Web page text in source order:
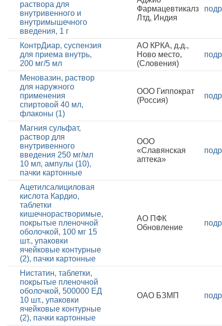
раствора для
внутривенного и
внутримышечного
введения, 1 г
Фармацевтикалз
Лтд, Индия
КонтрДиар, суспензия
для приема внутрь,
200 мг/5 мл
АО КРКА, д.д.,
Ново место,
(Словения)
Меновазин, раствор
для наружного
применения
спиртовой 40 мл,
флаконы (1)
ООО Гиппократ
(Россия)
Магния сульфат,
раствор для
внутривенного
введения 250 мг/мл
10 мл, ампулы (10),
пачки картонные
ООО
«Славянская
аптека»
Ацетилсалициловая
кислота Кардио,
таблетки
кишечнорастворимые,
покрытые пленочной
оболочкой, 100 мг 15
шт., упаковки
ячейковые контурные
(2), пачки картонные
АО ПФК
Обновление
Нистатин, таблетки,
покрытые пленочной
оболочкой, 500000 ЕД
10 шт., упаковки
ячейковые контурные
(2), пачки картонные
ОАО БЗМП